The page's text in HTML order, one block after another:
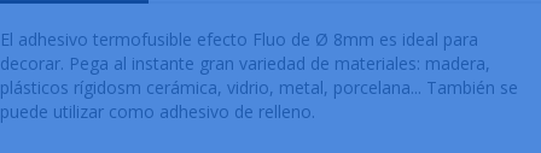
El adhesivo termofusible efecto Fluo de Ø 8mm es ideal para
decorar. Pega al instante gran variedad de materiales: madera,
plásticos rígidosm cerámica, vidrio, metal, porcelana... También se
puede utilizar como adhesivo de relleno.